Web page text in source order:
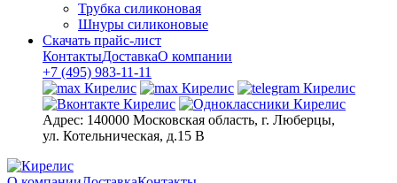
Трубка силиконовая
Шнуры силиконовые
Скачать прайс-лист
КонтактыДоставкаО компании
+7 (495) 983-11-11
Адрес: 140000 Московская область, г. Люберцы,
ул. Котельническая, д.15 В